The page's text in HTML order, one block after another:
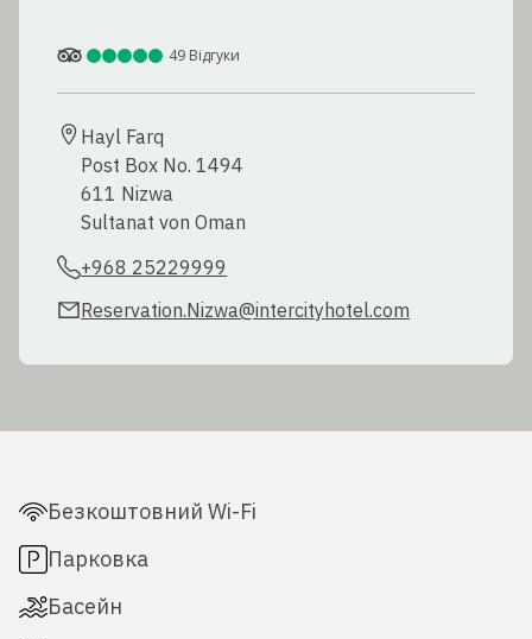
49 Відгуки
Hayl Farq
Post Box No. 1494
611 Nizwa
Sultanat von Oman
+968 25229999
Reservation.Nizwa@intercityhotel.com
Безкоштовний Wi-Fi
Парковка
Басейн